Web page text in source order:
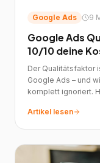
Google Ads 9
Google Ads
10/10 deine
Der Qualitätsfaktor
Google Ads – und
komplett ignoriert.
Artikel lesen